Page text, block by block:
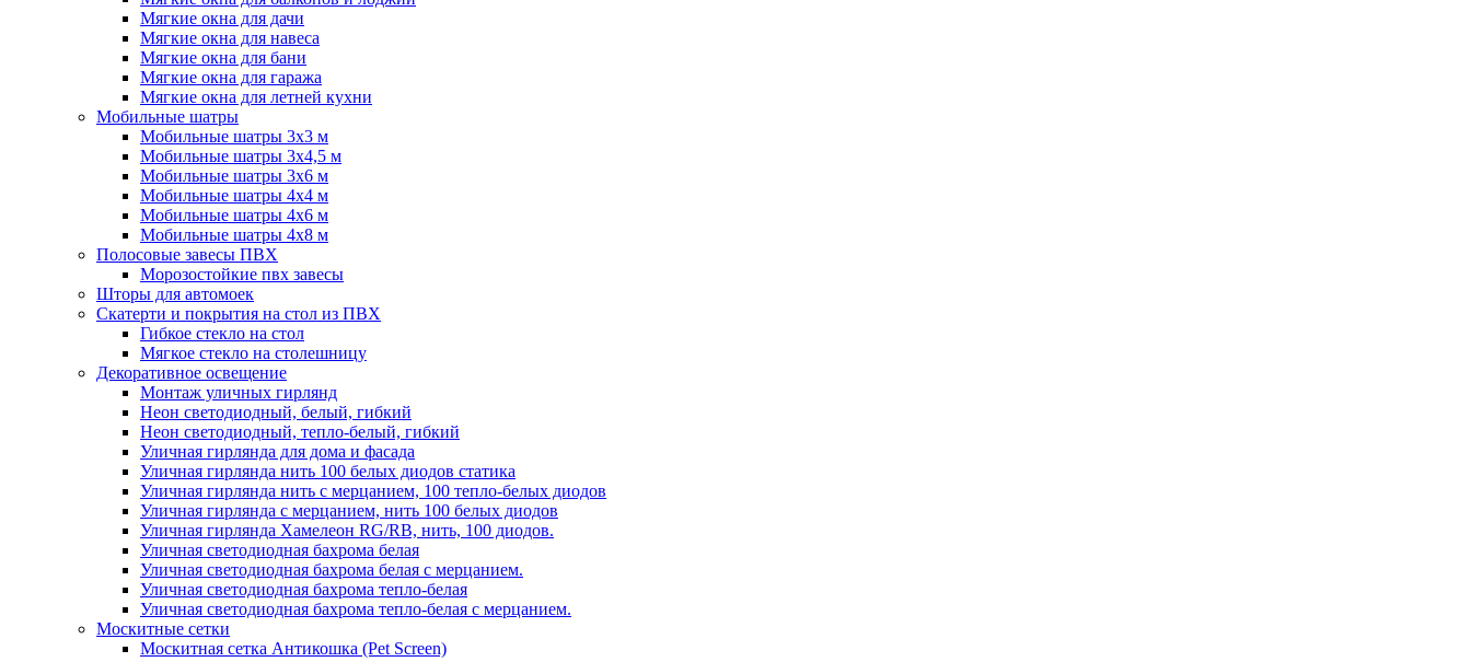
Мягкие окна для дачи
Мягкие окна для навеса
Мягкие окна для бани
Мягкие окна для гаража
Мягкие окна для летней кухни
Мобильные шатры
Мобильные шатры 3х3 м
Мобильные шатры 3х4,5 м
Мобильные шатры 3х6 м
Мобильные шатры 4х4 м
Мобильные шатры 4х6 м
Мобильные шатры 4х8 м
Полосовые завесы ПВХ
Морозостойкие пвх завесы
Шторы для автомоек
Скатерти и покрытия на стол из ПВХ
Гибкое стекло на стол
Мягкое стекло на столешницу
Декоративное освещение
Монтаж уличных гирлянд
Неон светодиодный, белый, гибкий
Неон светодиодный, тепло-белый, гибкий
Уличная гирлянда для дома и фасада
Уличная гирлянда нить 100 белых диодов статика
Уличная гирлянда нить с мерцанием, 100 тепло-белых диодов
Уличная гирлянда с мерцанием, нить 100 белых диодов
Уличная гирлянда Хамелеон RG/RB, нить, 100 диодов.
Уличная светодиодная бахрома белая
Уличная светодиодная бахрома белая с мерцанием.
Уличная светодиодная бахрома тепло-белая
Уличная светодиодная бахрома тепло-белая с мерцанием.
Москитные сетки
Москитная сетка Антикошка (Pet Screen)